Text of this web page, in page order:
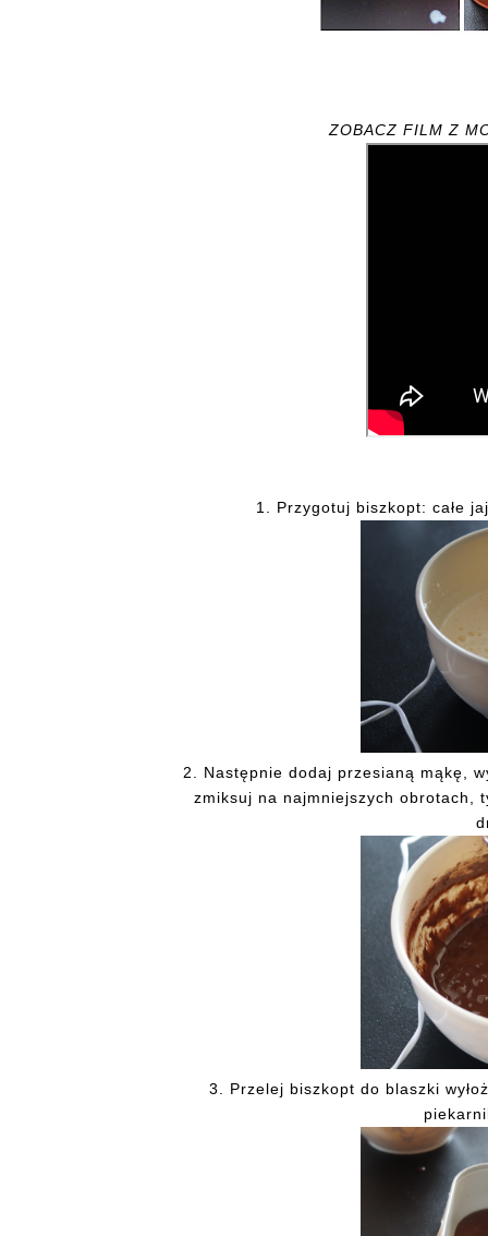
ZOBACZ FILM Z
1. Przygotuj biszkopt: całe
2. Następnie dodaj przesianą mąkę,
zmiksuj na najmniejszych obrotach,
3. Przelej biszkopt do blaszki